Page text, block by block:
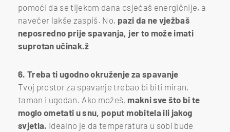
pomoći da se tijekom dana osjećaš energičnije, a
navečer lakše zaspiš. No, pazi da ne vježbaš
neposredno prije spavanja, jer to može imati
suprotan učinak.ž
6. Treba ti ugodno okruženje za spavanje
Tvoj prostor za spavanje trebao bi biti miran,
taman i ugodan. Ako možeš, makni sve što bi te
moglo ometati u snu, poput mobitela ili jakog
svjetla. Idealno je da temperatura u sobi bude